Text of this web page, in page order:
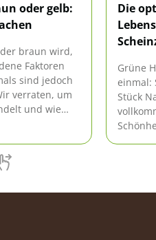
oder gelb:
braun wird,
Faktoren
sind jedoch
verraten, um
und wie
Die
Grüne
einmal:
Stück